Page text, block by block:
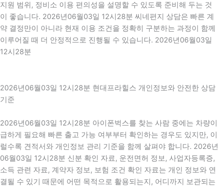
지원 범위, 정비소 이용 편의성을 설명할 수 있도록 준비해 두는 것
이 좋습니다. 2026년06월03일 12시28분 씨네편지 상담은 빠른 계
약 결정만이 아니라 현재 이용 조건을 정확히 구분하는 과정이 함께
이루어질 때 더 안정적으로 진행될 수 있습니다. 2026년06월03일
12시28분
2026년06월03일 12시28분 현대프라힐스 개인정보와 안전한 상담
기준
2026년06월03일 12시28분 아이폰벅스를 찾는 사람 중에는 차량이
급하게 필요해 빠른 출고 가능 여부부터 확인하는 경우도 있지만, 이
럴수록 견적서와 개인정보 관리 기준을 함께 살펴야 합니다. 2026년
06월03일 12시28분 신분 확인 자료, 운전면허 정보, 사업자등록증,
소득 관련 자료, 계약자 정보, 보험 조건 확인 자료는 개인 정보와 연
결될 수 있기 때문에 어떤 목적으로 활용되는지, 어디까지 보관되는